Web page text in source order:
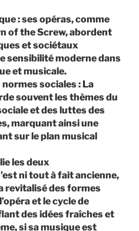
: ses opéras, comme
of the Screw, abordent
et sociétaux
sensibilité moderne dans
et musicale.
sociales : La
souvent les thèmes du
et des luttes des
marquant ainsi une
sur le plan musical
les deux
ni tout à fait ancienne,
revitalisé des formes
et le cycle de
des idées fraîches et
si sa musique est